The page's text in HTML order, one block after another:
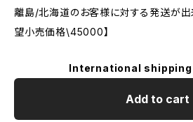
離島/北海道のお客様に対する発送が出
望小売価格\45000】
International
Add to cart